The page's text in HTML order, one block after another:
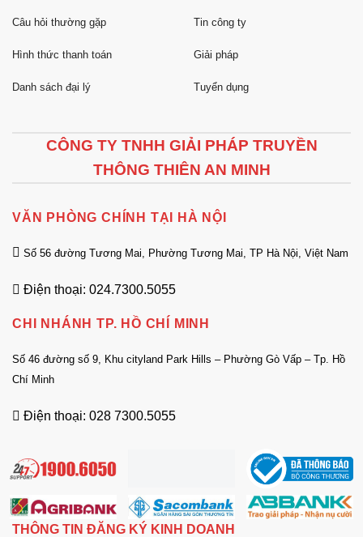
Câu hỏi thường gặp
Hình thức thanh toán
Danh sách đại lý
Tin công ty
Giải pháp
Tuyển dụng
CÔNG TY TNHH GIẢI PHÁP TRUYỀN
THÔNG THIÊN AN MINH
VĂN PHÒNG CHÍNH TẠI HÀ NỘI
Số 56 đường Tương Mai, Phường Tương Mai, TP Hà Nội, Việt Nam
Điện thoại: 024.7300.5055
CHI NHÁNH TP. HỒ CHÍ MINH
Số 46 đường số 9, Khu cityland Park Hills – Phường Gò Vấp – Tp. Hồ
Chí Minh
Điện thoại: 028 7300.5055
THÔNG TIN ĐĂNG KÝ KINH DOANH